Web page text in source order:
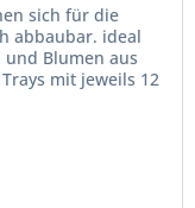
sich für die
abbaubar. ideal
Blumen aus
mit jeweils 12